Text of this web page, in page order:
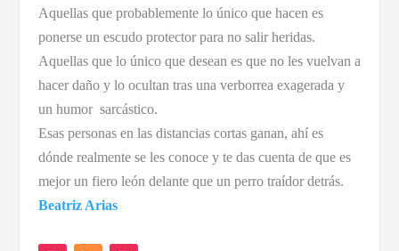
Aquellas que probablemente lo único que hacen es
ponerse un escudo protector para no salir heridas.
Aquellas que lo único que desean es que no les vuelvan a
hacer daño y lo ocultan tras una verborrea exagerada y
un humor sarcástico.
Esas personas en las distancias cortas ganan, ahí es
dónde realmente se les conoce y te das cuenta de que es
mejor un fiero león delante que un perro traídor detrás.
Beatriz Arias